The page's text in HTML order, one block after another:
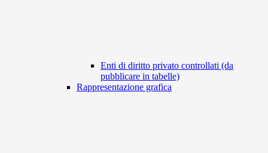
Enti di diritto privato controllati (da
pubblicare in tabelle)
Rappresentazione grafica